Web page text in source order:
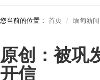
您当前的位置： 首页 缅甸新闻
原创：被巩
开信